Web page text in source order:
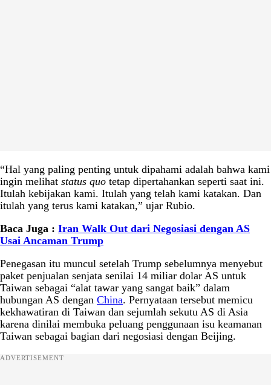
“Hal yang paling penting untuk dipahami adalah bahwa kami
ingin melihat status quo tetap dipertahankan seperti saat ini.
Itulah kebijakan kami. Itulah yang telah kami katakan. Dan
itulah yang terus kami katakan,” ujar Rubio.
Baca Juga : Iran Walk Out dari Negosiasi dengan AS
Usai Ancaman Trump
Penegasan itu muncul setelah Trump sebelumnya menyebut
paket penjualan senjata senilai 14 miliar dolar AS untuk
Taiwan sebagai “alat tawar yang sangat baik” dalam
hubungan AS dengan China. Pernyataan tersebut memicu
kekhawatiran di Taiwan dan sejumlah sekutu AS di Asia
karena dinilai membuka peluang penggunaan isu keamanan
Taiwan sebagai bagian dari negosiasi dengan Beijing.
ADVERTISEMENT